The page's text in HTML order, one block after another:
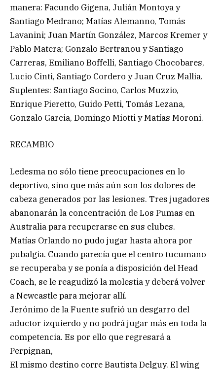
manera: Facundo Gigena, Julián Montoya y
Santiago Medrano; Matías Alemanno, Tomás
Lavanini; Juan Martín González, Marcos Kremer y
Pablo Matera; Gonzalo Bertranou y Santiago
Carreras, Emiliano Boffelli, Santiago Chocobares,
Lucio Cinti, Santiago Cordero y Juan Cruz Mallia.
Suplentes: Santiago Socino, Carlos Muzzio,
Enrique Pieretto, Guido Petti, Tomás Lezana,
Gonzalo Garcia, Domingo Miotti y Matías Moroni.
RECAMBIO
Ledesma no sólo tiene preocupaciones en lo
deportivo, sino que más aún son los dolores de
cabeza generados por las lesiones. Tres jugadores
abanonarán la concentración de Los Pumas en
Australia para recuperarse en sus clubes.
Matías Orlando no pudo jugar hasta ahora por
pubalgia. Cuando parecía que el centro tucumano
se recuperaba y se ponía a disposición del Head
Coach, se le reagudizó la molestia y deberá volver
a Newcastle para mejorar allí.
Jerónimo de la Fuente sufrió un desgarro del
aductor izquierdo y no podrá jugar más en toda la
competencia. Es por ello que regresará a
Perpignan,
El mismo destino corre Bautista Delguy. El wing